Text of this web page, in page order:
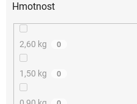
Hmotnost
2,60 kg 0
1,50 kg 0